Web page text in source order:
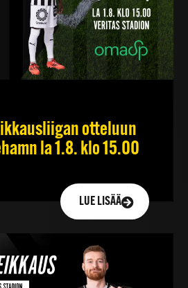
otteluun
la 1.8. klo 15.00
LUE LISÄÄ